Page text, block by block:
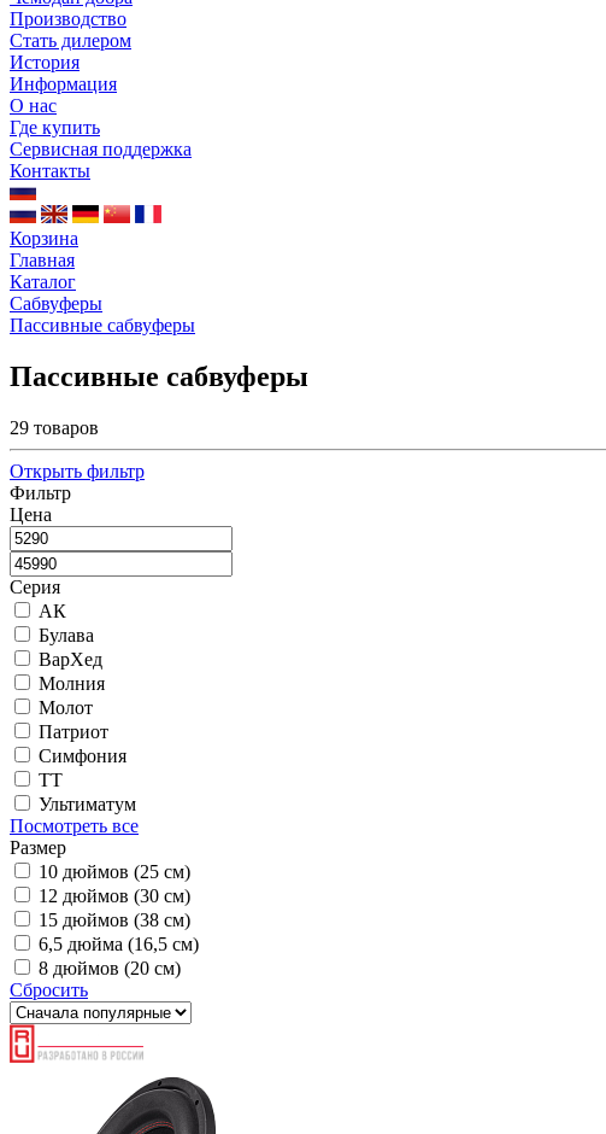
Производство
Стать дилером
История
Информация
О нас
Где купить
Сервисная поддержка
Контакты
Корзина
Главная
Каталог
Сабвуферы
Пассивные сабвуферы
Пассивные сабвуферы
29 товаров
Открыть фильтр
Фильтр
Цена
Серия
АК
Булава
ВарХед
Молния
Молот
Патриот
Симфония
ТТ
Ультиматум
Посмотреть все
Размер
10 дюймов (25 см)
12 дюймов (30 см)
15 дюймов (38 см)
6,5 дюйма (16,5 см)
8 дюймов (20 см)
Сбросить